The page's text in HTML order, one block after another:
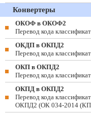
Конвертеры
ОКОФ в ОКОФ2
Перевод кода
ОКДП в ОКПД2
Перевод кода
ОКП в ОКПД2
Перевод кода
ОКПД в ОКПД2
Перевод кода
ОКПД2 (ОК 034-2014